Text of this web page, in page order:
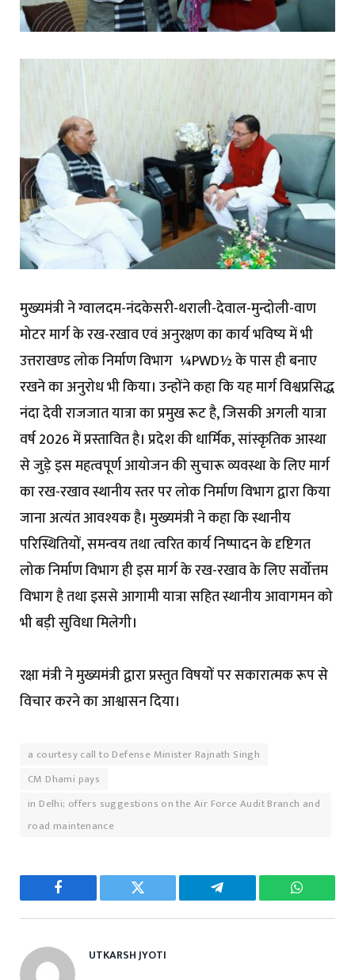
मुख्यमंत्री ने ग्वालदम-नंदकेसरी-थराली-देवाल-मुन्दोली-वाण
मोटर मार्ग के रख-रखाव एवं अनुरक्षण का कार्य भविष्य में भी
उत्तराखण्ड लोक निर्माण विभाग ¼PWD½के पास ही बनाए
रखने का अनुरोध भी किया। उन्होंने कहा कि यह मार्ग विश्वप्रसिद्ध
नंदा देवी राजजात यात्रा का प्रमुख रूट है, जिसकी अगली यात्रा
वर्ष 2026 में प्रस्तावित है। प्रदेश की धार्मिक, सांस्कृतिक आस्था
से जुड़े इस महत्वपूर्ण आयोजन की सुचारू व्यवस्था के लिए मार्ग
का रख-रखाव स्थानीय स्तर पर लोक निर्माण विभाग द्वारा किया
जाना अत्यंत आवश्यक है। मुख्यमंत्री ने कहा कि स्थानीय
परिस्थितियों, समन्वय तथा त्वरित कार्य निष्पादन के दृष्टिगत
लोक निर्माण विभाग ही इस मार्ग के रख-रखाव के लिए सर्वाेत्तम
विभाग है तथा इससे आगामी यात्रा सहित स्थानीय आवागमन को
भी बड़ी सुविधा मिलेगी।
रक्षा मंत्री ने मुख्यमंत्री द्वारा प्रस्तुत विषयों पर सकारात्मक रूप से
विचार करने का आश्वासन दिया।
a courtesy call to Defense Minister Rajnath Singh
CM Dhami pays
in Delhi; offers suggestions on the Air Force Audit Branch and
road maintenance
Facebook Twitter Telegram
UTKARSH JYOTI